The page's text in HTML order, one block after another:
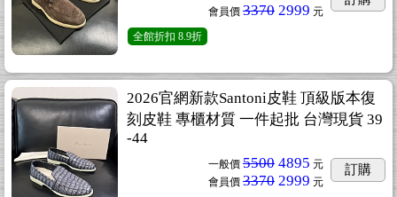
會員價 3370 2999 元
全館折扣 8.9折
2026官網新款Santoni皮鞋 頂級版本復
刻皮鞋 專櫃材質 一件起批 台灣現貨 39
-44
一般價 5500 4895 元
會員價 3370 2999 元
訂購